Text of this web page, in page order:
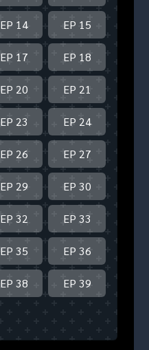
EP 14 EP 15
EP 17 EP 18
EP 20 EP 21
EP 23 EP 24
EP 26 EP 27
EP 29 EP 30
EP 32 EP 33
EP 35 EP 36
EP 38 EP 39